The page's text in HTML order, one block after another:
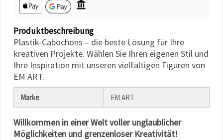
akzeptieren
Cookie-
Einstellungen
Produktbeschreibung
Plastik-Cabochons – die beste Lösung für Ihre
kreativen Projekte. Wählen Sie Ihren eigenen Stil und
Ihre Inspiration mit unseren vielfältigen Figuren von
EM ART.
Marke EM ART
Willkommen in einer Welt voller unglaublicher
Möglichkeiten und grenzenloser Kreativität!